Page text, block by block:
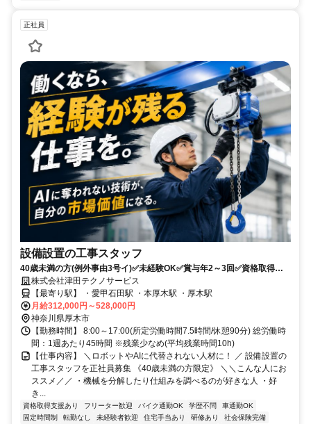
正社員
設備設置の工事スタッフ
40歳未満の方(例外事由3号イ)✅未経験OK✅賞与年2～3回✅資格取得支
援あり✅未経験から機械設備の技術職へ
株式会社津田テクノサービス
【最寄り駅】 ・愛甲石田駅 ・本厚木駅 ・厚木駅
月給312,000円～528,000円
神奈川県厚木市
【勤務時間】 8:00～17:00(所定労働時間7.5時間/休憩90分) 総労働時
間：1週あたり45時間 ※残業少なめ(平均残業時間10h)
【仕事内容】 ＼ロボットやAIに代替されない人材に！ ／ 設備設置の
工事スタッフを正社員募集 《40歳未満の方限定》 ＼＼こんな人にお
ススメ／／ ・機械を分解したり仕組みを調べるのが好きな人 ・好
き...
資格取得支援あり フリーター歓迎 バイク通勤OK 学歴不問
車通勤OK
固定時間制
転勤なし 未経験者歓迎 住宅手当あり 研修あり
社会保険完備